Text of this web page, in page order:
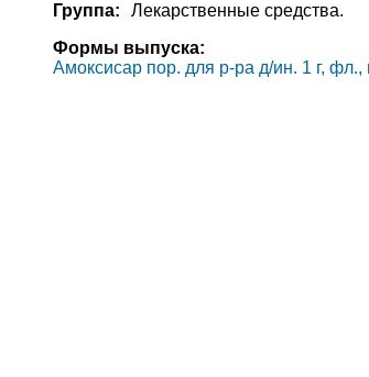
Группа:
Лекарственные средства.
Формы выпуска:
Амоксисар пор. для р-ра д/ин. 1 г,